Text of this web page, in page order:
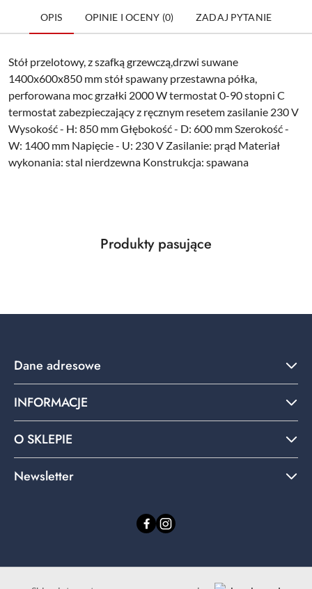
OPIS OPINIE I OCENY (0) ZADAJ PYTANIE
Stół przelotowy, z szafką grzewczą,drzwi suwane
1400x600x850 mm stół spawany przestawna półka,
perforowana moc grzałki 2000 W termostat 0-90 stopni C
termostat zabezpieczający z ręcznym resetem zasilanie 230 V
Wysokość - H: 850 mm Głębokość - D: 600 mm Szerokość -
W: 1400 mm Napięcie - U: 230 V Zasilanie: prąd Materiał
wykonania: stal nierdzewna Konstrukcja: spawana
Pomiń karuzelę produktów
Produkty
Produkty pasujące
Dane adresowe
INFORMACJE
O SKLEPIE
Newsletter